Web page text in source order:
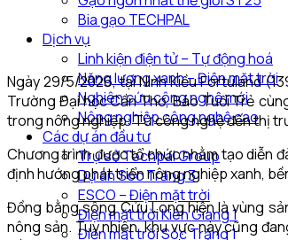
Bia gạo TECHPAL
Dịch vụ
Linh kiện điện tử – Tự động hoá
Năng lượng xanh – Điện mặt trời
Nghiên cứu công nghệ mới
Nông nghiệp công nghệ cao
Các dự án đầu tư
Trụ sở Techpal Group
Dự án Sóc Trăng 3
ESCO – Điện mặt trời
Điện mặt trời Kiên Giang 1
Điện mặt trời Sóc Trăng 1
Ngày 29/5/2026, tại Ninh Kiều Fortuland
Trường Đại học Cần Thơ, Báo Tuổi Trẻ
trong nông nghiệp: Từ công nghệ đến thị
Chương trình được tổ chức nhằm tạo diễn
định hướng phát triển nông nghiệp xanh,
Đồng bằng sông Cửu Long hiện là vùng
nông sản. Tuy nhiên, khu vực này cũng